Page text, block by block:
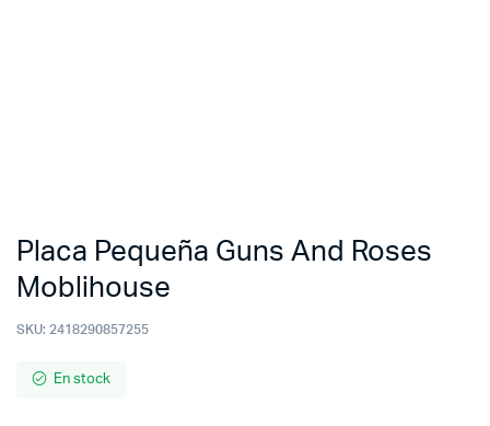
Placa Pequeña Guns And Roses
Moblihouse
SKU: 2418290857255
En stock